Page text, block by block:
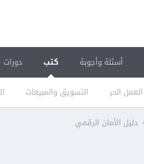
أسئلة وأجوبة كتب
العمل الحر التسويق والمبيعات
دورات
دليل الأمان الرقمي